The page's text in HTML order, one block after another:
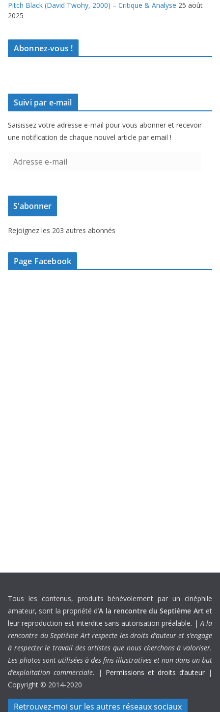
Pitch Black (David Twohy, 2000) – Critique & Analyse 25 août
2025
Abonnez-vous !
Suivi par e-mail
Saisissez votre adresse e-mail pour vous abonner et recevoir
une notification de chaque nouvel article par email !
e
s
e
-
m
S'abonner
Rejoignez les 203 autres abonnés
Page Facebook
Tous les contenus, produits bénévolement par un cinéphile
amateur, sont la propriété d’A la rencontre du Septième Art et
leur reproduction est interdite sans autorisation préalable. |A la
rencontre du Septième Art respecte les droits d’auteur et s’engage
à respecter le travail des artistes que nous cherchons à valoriser.
Les photos sont utilisées à des fins illustratives et non dans un but
d’exploitation commerciale.
| Permissions et droits d’auteur |
Copyright © 2014-2020
Retrouvez-moi sur les autres réseaux sociaux